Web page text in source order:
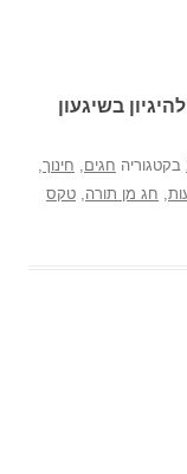
בשיגעון
בקטגוריה חגים חינוך
חג מן תורה טקס